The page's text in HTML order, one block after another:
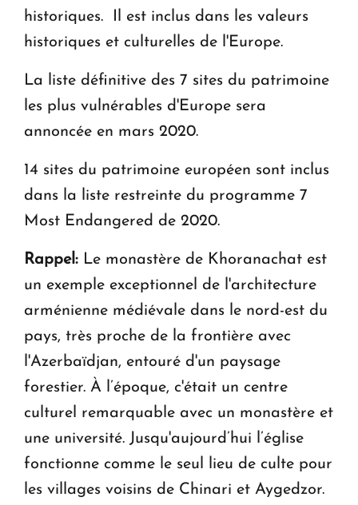
historiques. Il est inclus dans les valeurs
historiques et culturelles de l'Europe.
La liste définitive des 7 sites du patrimoine
les plus vulnérables d'Europe sera
annoncée en mars 2020.
14 sites du patrimoine européen sont inclus
dans la liste restreinte du programme 7
Most Endangered de 2020.
Rappel: Le monastère de Khoranachat est
un exemple exceptionnel de l'architecture
arménienne médiévale dans le nord-est du
pays, très proche de la frontière avec
l'Azerbaïdjan, entouré d'un paysage
forestier. À l’époque, c'était un centre
culturel remarquable avec un monastère et
une université. Jusqu'aujourd’hui l’église
fonctionne comme le seul lieu de culte pour
les villages voisins de Chinari et Aygedzor.